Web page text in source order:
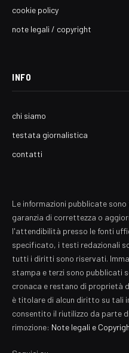
cookie policy
note legali / copyright
INFO
chi siamo
testata giornalistica
contatti
Le informazioni pubblicate
garanzia di correttezza o
l'attendibilità presso le fonti
specificato, i testi redazionali
tutti i diritti sono riservati.
stampa e terzi sono pubblicati
cronaca e restano di proprietà
è titolare di alcun diritto su tali
consentito il riutilizzo da parte
rimozione: Note legali e